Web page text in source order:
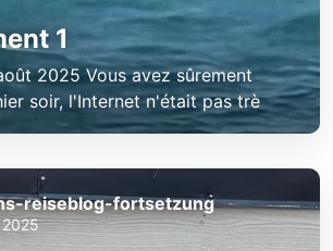
1
2025 Vous avez sûrement
soir, l'Internet n'était pas trè
reiseblog-fortsetzung